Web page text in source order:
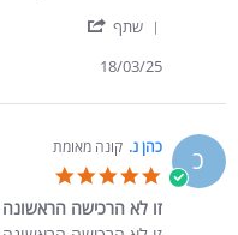
שתף
18/03/25
כ כהן נ. קונה מאומת
זו לא הרכישה הראשונה